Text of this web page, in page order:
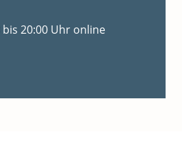
bis 20:00 Uhr online